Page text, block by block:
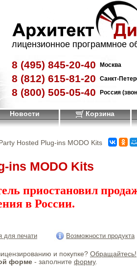
лицензионное программное
8 (495) 845-20-40 Москва
8 (812) 615-81-20 Санкт-
8 (800) 505-05-40 Россия
Новости Корзина
Hosted Plug-ins MODO Kits
ins MODO Kits
приостановил
в России.
для печати Возможности продукта
и покупке? Обращайтесь!
форме - заполните форму.